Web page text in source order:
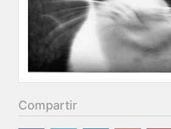
Compartir